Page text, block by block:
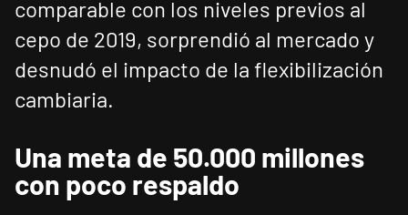
comparable con los niveles previos al
cepo de 2019, sorprendió al mercado y
desnudó el impacto de la flexibilización
cambiaria.
Una meta de 50.000 millones
con poco respaldo